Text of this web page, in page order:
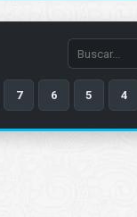
Search
episode
number
7 6 5 4